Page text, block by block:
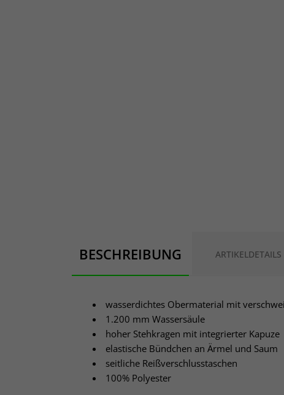
BESCHREIBUNG ARTIKELDETAILS
wasserdichtes Obermaterial mit
1.200 mm Wassersäule
hoher Stehkragen mit integrierter Kapuze
elastische Bündchen an Ärmel und Saum
seitliche Reißverschlusstaschen
100% Polyester